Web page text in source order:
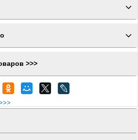
>>>